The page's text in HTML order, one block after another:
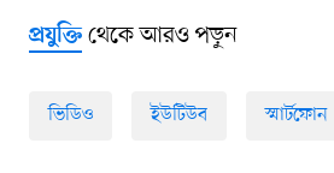
প্রযুক্তিথেকে আরও পড়ুন
ভিডিও ইউটিউব স্মার্টফোন